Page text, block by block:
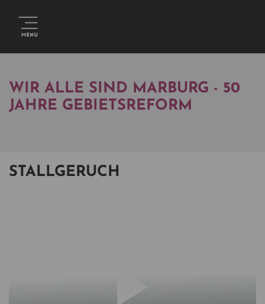
WIR ALLE SIND MARBURG - 50
JAHRE GEBIETSREFORM
STALLGERUCH